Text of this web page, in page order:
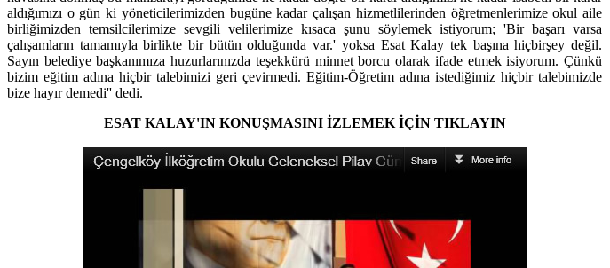
aldığımızı o gün ki yöneticilerimizden bugüne kadar çalışan hizmetlilerinden öğretmenlerimize okul aile
birliğimizden temsilcilerimize sevgili velilerimize kısaca şunu söylemek istiyorum; 'Bir başarı varsa
çalışamların tamamıyla birlikte bir bütün olduğunda var.' yoksa Esat Kalay tek başına hiçbirşey değil.
Sayın belediye başkanımıza huzurlarınızda teşekkürü minnet borcu olarak ifade etmek isiyorum. Çünkü
bizim eğitim adına hiçbir talebimizi geri çevirmedi. Eğitim-Öğretim adına istediğimiz hiçbir talebimizde
bize hayır demedi'' dedi.
ESAT KALAY'IN KONUŞMASINI İZLEMEK İÇİN TIKLAYIN